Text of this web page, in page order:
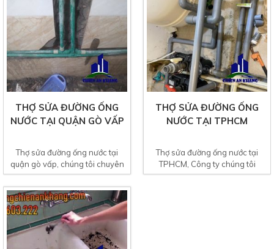
THỢ SỬA ĐƯỜNG ỐNG
NƯỚC TẠI QUẬN GÒ VẤP
Thợ sửa đường ống nước tại
quận gò vấp, chúng tôi chuyên
cung cấp thợ sửa...
THỢ SỬA ĐƯỜNG ỐNG
NƯỚC TẠI TPHCM
Thợ sửa đường ống nước tại
TPHCM, Công ty chúng tôi
chuyên nhận sửa chữa đường...